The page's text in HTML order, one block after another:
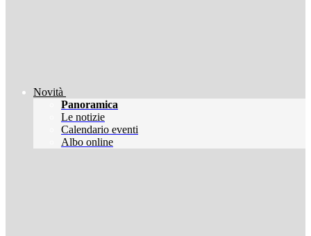
Novità
Panoramica
Le notizie
Calendario eventi
Albo online